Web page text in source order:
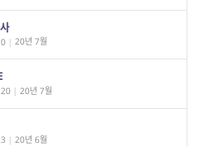
| 20년 7월
| 20년 7월
| 20년 6월